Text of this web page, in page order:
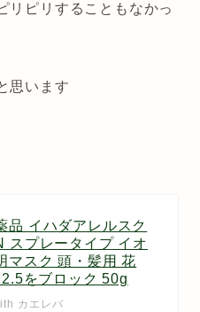
リピリすることもなかっ
思います
品 イハダアレルスク
スプレータイプ イオ
マスク 頭・髪用 花
をブロック 50g
カエレバ